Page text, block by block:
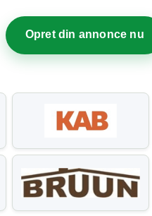
Opret din annonce nu